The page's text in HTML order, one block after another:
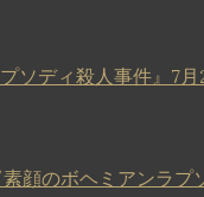
ソディ殺人事件』7
顔のボヘミアンラ